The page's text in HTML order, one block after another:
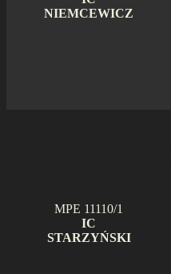
NIEMCEWICZ
MPE 11110/1
IC
STARZYŃSKI